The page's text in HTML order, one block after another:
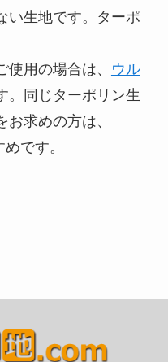
い生地です。ターポ
用の場合は、
ウル
。同じターポリン生
求めの方は、
です。